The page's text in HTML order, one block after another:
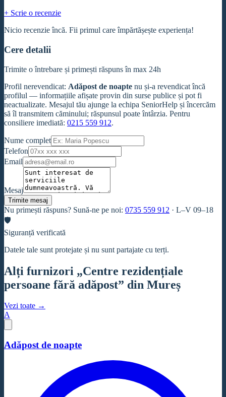
+ Scrie o recenzie
Nicio recenzie încă. Fii primul care împărtășește experiența!
Cere detalii
Trimite o întrebare și primești răspuns în max 24h
Profil nerevendicat: Adăpost de noapte nu și-a revendicat încă
profilul — informațiile afișate provin din surse publice și pot fi
neactualizate. Mesajul tău ajunge la echipa SeniorHelp și încercăm
să îl transmitem căminului; răspunsul poate întârzia. Pentru
consiliere imediată: 0215 559 912.
Nume complet
Telefon
Email
Mesaj
Trimite mesaj
Nu primești răspuns? Sună-ne pe noi: 0735 559 912 · L–V 09–18
🛡
Siguranță verificată
Datele tale sunt protejate și nu sunt partajate cu terți.
Alți furnizori „Centre rezidențiale
persoane fără adăpost” din Mureș
Vezi toate →
A
Adăpost de noapte